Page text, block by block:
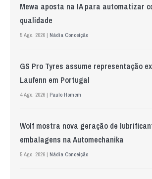
Mewa aposta na IA para automatizar
qualidade
5 Ago. 2026 | Nádia Conceição
GS Pro Tyres assume representação
Laufenn em Portugal
4 Ago. 2026 | Paulo Homem
Wolf mostra nova geração de
embalagens na Automechanika
5 Ago. 2026 | Nádia Conceição